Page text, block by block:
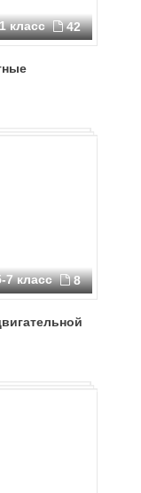
1 класс 42
7 класс 8